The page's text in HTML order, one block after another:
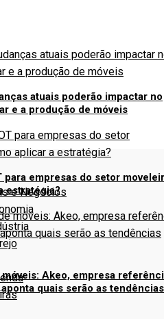
e Negócios
atuais poderão impactar no
e a produção de móveis
para empresas do setor
estratégia?
Akeo, empresa
quais serão as tendências